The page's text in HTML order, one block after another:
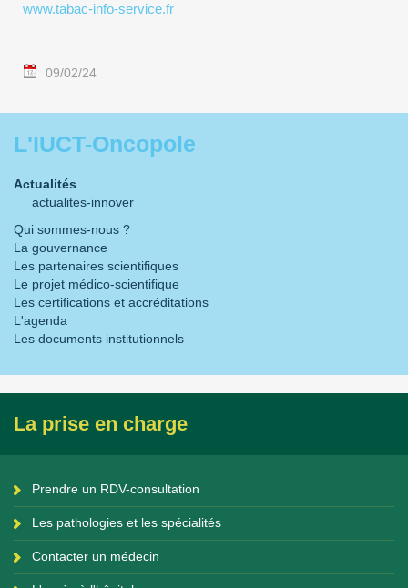
www.tabac-info-service.fr
09/02/24
L'IUCT-Oncopole
Actualités
actualites-innover
Qui sommes-nous ?
La gouvernance
Les partenaires scientifiques
Le projet médico-scientifique
Les certifications et accréditations
L'agenda
Les documents institutionnels
La prise en charge
Prendre un RDV-consultation
Les pathologies et les spécialités
Contacter un médecin